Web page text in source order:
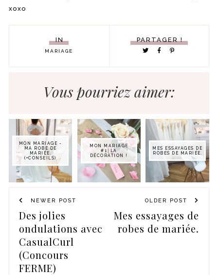
xoxo
PARTAGER !
IN
MARIAGE
Vous pourriez aimer:
MON MARIAGE -
MA ROBE DE
MARIÉE.
(+CONSEILS)
MON MARIAGE
#1┊LA
DÉCORATION !
MES ESSAYAGES DE
ROBES DE MARIÉE.
NEWER POST
Des jolies
ondulations avec
CasualCurl
(Concours
FERME)
OLDER POST
Mes essayages de
robes de mariée.